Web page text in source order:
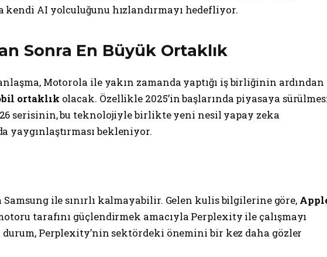
kendi AI yolculuğunu hızlandırmayı hedefliyor.
Sonra En Büyük Ortaklık
Motorola ile yakın zamanda yaptığı iş birliğinin ardından
ortaklık olacak. Özellikle 2025’in başlarında piyasaya
serisinin, bu teknolojiyle birlikte yeni nesil yapay zeka
yaygınlaştırması bekleniyor.
Samsung ile sınırlı kalmayabilir. Gelen kulis bilgilerine göre,
tarafını güçlendirmek amacıyla Perplexity ile çalışmayı
durum, Perplexity’nin sektördeki önemini bir kez daha gözler